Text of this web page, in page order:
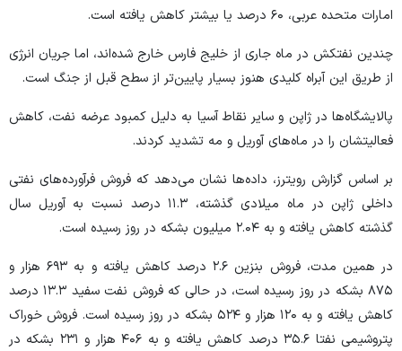
امارات متحده عربی، ۶۰ درصد یا بیشتر کاهش یافته است.
چندین نفتکش در ماه جاری از خلیج فارس خارج شده‌اند، اما جریان انرژی
از طریق این آبراه کلیدی هنوز بسیار پایین‌تر از سطح قبل از جنگ است.
پالایشگاه‌ها در ژاپن و سایر نقاط آسیا به دلیل کمبود عرضه نفت، کاهش
فعالیتشان را در ماه‌های آوریل و مه تشدید کردند.
بر اساس گزارش رویترز، داده‌ها نشان می‌دهد که فروش فرآورده‌های نفتی
داخلی ژاپن در ماه میلادی گذشته، ۱۱.۳ درصد نسبت به آوریل سال
گذشته کاهش یافته و به ۲.۰۴ میلیون بشکه در روز رسیده است.
در همین مدت، فروش بنزین ۲.۶ درصد کاهش یافته و به ۶۹۳ هزار و
۸۷۵ بشکه در روز رسیده است، در حالی که فروش نفت سفید ۱۳.۳ درصد
کاهش یافته و به ۱۲۰ هزار و ۵۲۴ بشکه در روز رسیده است. فروش خوراک
پتروشیمی نفتا ۳۵.۶ درصد کاهش یافته و به ۴۰۶ هزار و ۲۳۱ بشکه در